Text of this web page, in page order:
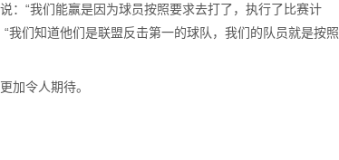
：“我们能赢是因为球员按照要求去打了，执行了比赛计
我们知道他们是联盟反击第一的球队，我们的队员就是按照
加令人期待。